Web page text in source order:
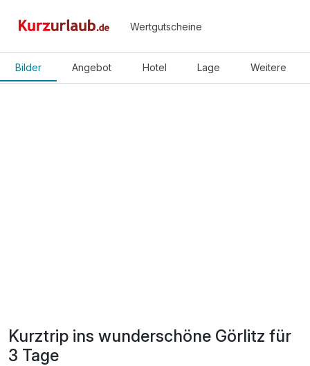
Wertgutscheine
Bilder Angebot Hotel Lage Weitere
Kurztrip ins wunderschöne Görlitz für
3 Tage